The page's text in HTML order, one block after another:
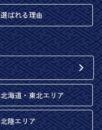
選ばれる理由
北海道・東北エリア
北陸エリア